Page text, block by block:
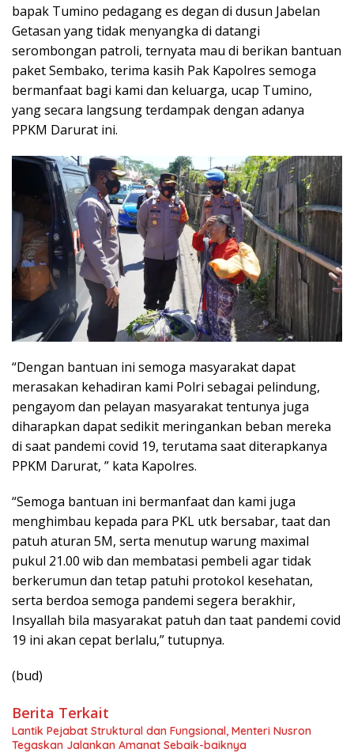
bapak Tumino pedagang es degan di dusun Jabelan
Getasan yang tidak menyangka di datangi
serombongan patroli, ternyata mau di berikan bantuan
paket Sembako, terima kasih Pak Kapolres semoga
bermanfaat bagi kami dan keluarga, ucap Tumino,
yang secara langsung terdampak dengan adanya
PPKM Darurat ini.
“Dengan bantuan ini semoga masyarakat dapat
merasakan kehadiran kami Polri sebagai pelindung,
pengayom dan pelayan masyarakat tentunya juga
diharapkan dapat sedikit meringankan beban mereka
di saat pandemi covid 19, terutama saat diterapkanya
PPKM Darurat, ” kata Kapolres.
“Semoga bantuan ini bermanfaat dan kami juga
menghimbau kepada para PKL utk bersabar, taat dan
patuh aturan 5M, serta menutup warung maximal
pukul 21.00 wib dan membatasi pembeli agar tidak
berkerumun dan tetap patuhi protokol kesehatan,
serta berdoa semoga pandemi segera berakhir,
Insyallah bila masyarakat patuh dan taat pandemi covid
19 ini akan cepat berlalu,” tutupnya.
(bud)
Berita Terkait
Lantik Pejabat Struktural dan Fungsional, Menteri Nusron
Tegaskan Jalankan Amanat Sebaik-baiknya